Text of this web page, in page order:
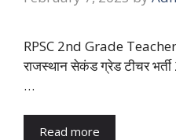
RPSC 2nd Grade
राजस्थान सेकंड ग्रेड टीचर
…
Read more